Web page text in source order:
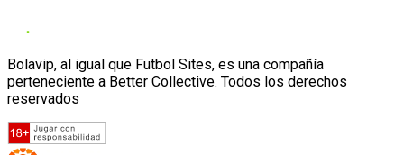
Bolavip, al igual que Futbol Sites, es una compañía
perteneciente a Better Collective. Todos los derechos
reservados